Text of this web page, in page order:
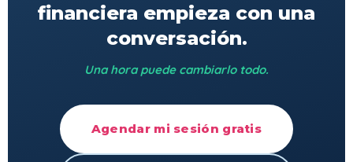
financiera empieza con una
conversación.
Una hora puede cambiarlo todo.
Agendar mi sesión gratis